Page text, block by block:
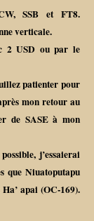
SSB et FT8.
verticale.
2 USD ou par le
patienter pour
mon retour au
de SASE à mon
j’essaierai
que Niuatoputapu
apai (OC-169).